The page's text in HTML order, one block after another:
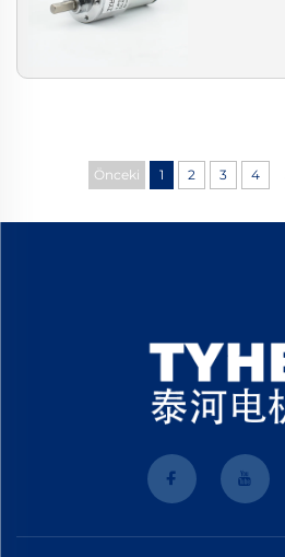
Önceki 1 2 3 4